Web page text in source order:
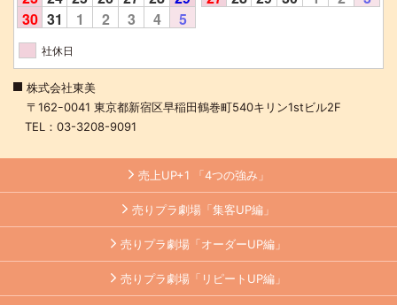
30 31 1 2 3 4 5
社休日
株式会社東美
〒162ｰ0041 東京都新宿区早稲田鶴巻町540キリン1stビル2F
TEL：03-3208-9091
売上UP+1 「4つの強み」
売りプラ劇場「集客UP編」
売りプラ劇場「オーダーUP編」
売りプラ劇場「リピートUP編」